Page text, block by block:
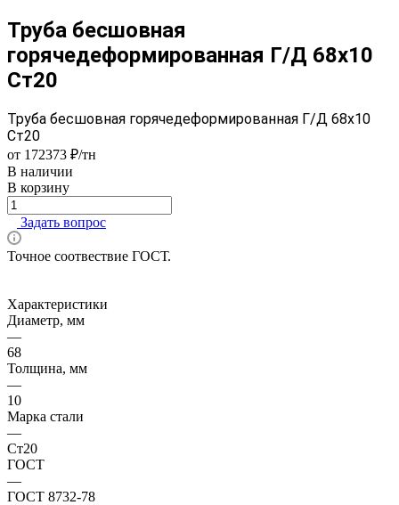
Труба бесшовная
горячедеформированная Г/Д 68х10
Ст20
Труба бесшовная горячедеформированная Г/Д 68х10
Ст20
от 172373 ₽/тн
В наличии
В корзину
Задать вопрос
Точное соотвествие ГОСТ.
Характеристики
Диаметр, мм
—
68
Толщина, мм
—
10
Марка стали
—
Ст20
ГОСТ
—
ГОСТ 8732-78